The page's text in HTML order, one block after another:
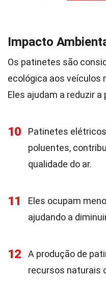
Impacto
Os patinetes são
ecológica aos veículos
Eles ajudam a reduzir
10
Patinetes
poluentes,
qualidade do ar.
11
Eles ocupam
ajudando a
12
A produção de
recursos naturais